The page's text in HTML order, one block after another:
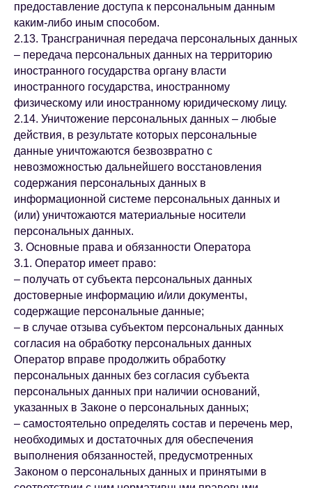
предоставление доступа к персональным данным
каким-либо иным способом.
2.13. Трансграничная передача персональных данных
– передача персональных данных на территорию
иностранного государства органу власти
иностранного государства, иностранному
физическому или иностранному юридическому лицу.
2.14. Уничтожение персональных данных – любые
действия, в результате которых персональные
данные уничтожаются безвозвратно с
невозможностью дальнейшего восстановления
содержания персональных данных в
информационной системе персональных данных и
(или) уничтожаются материальные носители
персональных данных.
3. Основные права и обязанности Оператора
3.1. Оператор имеет право:
– получать от субъекта персональных данных
достоверные информацию и/или документы,
содержащие персональные данные;
– в случае отзыва субъектом персональных данных
согласия на обработку персональных данных
Оператор вправе продолжить обработку
персональных данных без согласия субъекта
персональных данных при наличии оснований,
указанных в Законе о персональных данных;
– самостоятельно определять состав и перечень мер,
необходимых и достаточных для обеспечения
выполнения обязанностей, предусмотренных
Законом о персональных данных и принятыми в